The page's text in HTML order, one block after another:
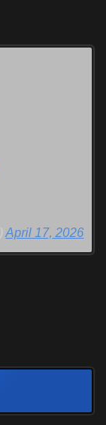
April 17, 2026